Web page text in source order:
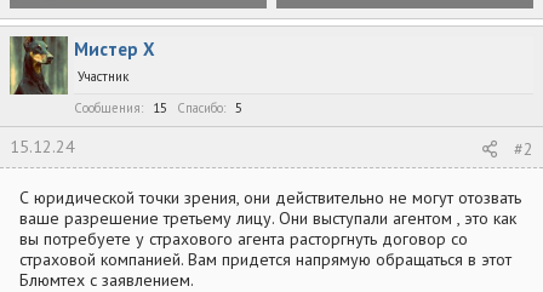
Мистер Х
Участник
Сообщения
15 Спасибо 5
15.12.24 #2
С юридической точки зрения, они действительно не могут отозвать
ваше разрешение третьему лицу. Они выступали агентом , это как
вы потребуете у страхового агента расторгнуть договор со
страховой компанией. Вам придется напрямую обращаться в этот
Блюмтех с заявлением.